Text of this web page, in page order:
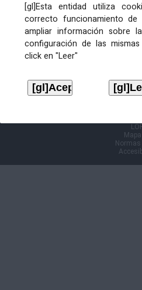
[gl]Esta entidad utiliza
correcto funcionamiento
ampliar información sobre
configuración de las
click en "Leer"